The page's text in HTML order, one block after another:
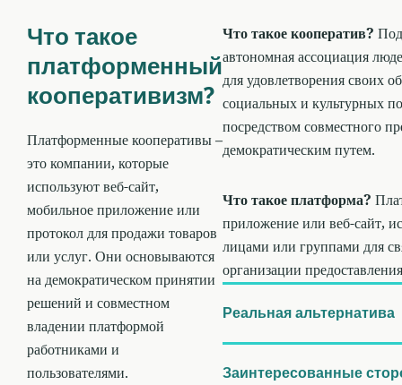
Что такое
платформенный
кооперативизм?
Платформенные кооперативы –
это компании, которые
используют веб-сайт,
мобильное приложение или
протокол для продажи товаров
или услуг. Они основываются
на демократическом принятии
решений и совместном
владении платформой
работниками и
пользователями.
Что такое кооператив?
автономная ассоциация
для удовлетворения своих
социальных и культурных
посредством совместного
демократическим путем.
Что такое платформа?
приложение или веб-сайт,
лицами или группами для
организации
Реальная альтернатива
Заинтересованные